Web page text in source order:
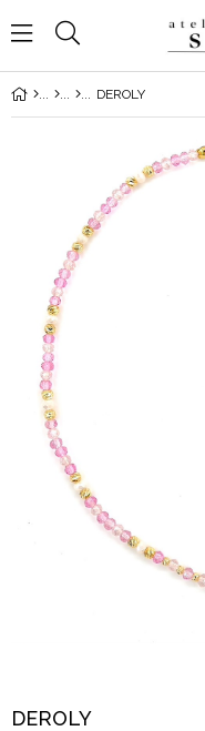
DEROLY
DEROLY